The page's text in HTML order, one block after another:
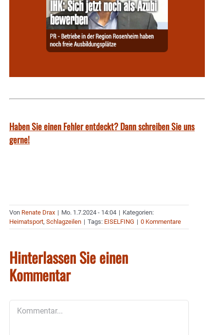
Haben Sie einen Fehler entdeckt? Dann schreiben Sie uns
gerne!
Von Renate Drax | Mo. 1.7.2024 - 14:04 | Kategorien:
Heimatsport, Schlagzeilen | Tags: EISELFING | 0 Kommentare
Hinterlassen Sie einen
Kommentar